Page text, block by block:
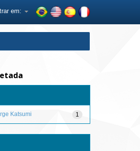
em:
1
Katsumi